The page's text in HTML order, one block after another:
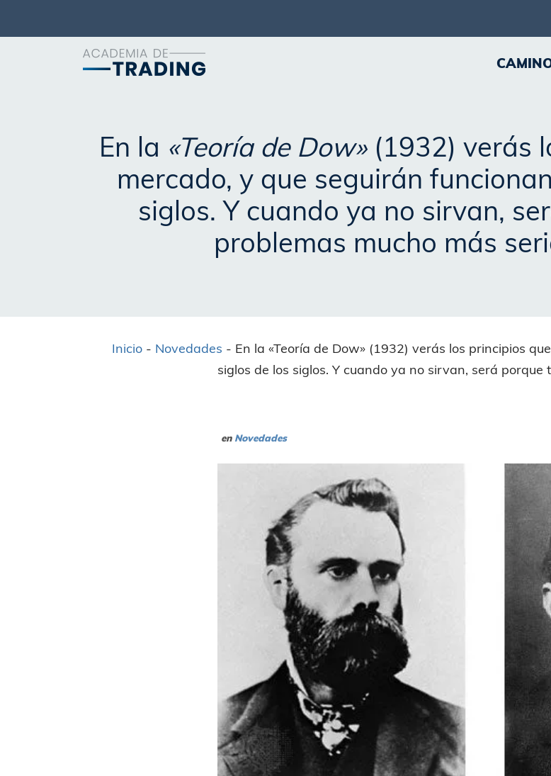
En la «Teoría de Dow»(1932) verás
mercado, y que seguirán
siglos. Y cuando ya no sirvan,
problemas mucho más
Inicio - Novedades - En la «Teoría de Dow» (1932) verás los principios
siglos de los siglos. Y cuando ya no sirvan, será
en Novedades